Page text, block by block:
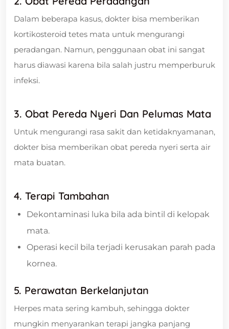
Dalam beberapa kasus, dokter bisa memberikan
kortikosteroid tetes mata untuk mengurangi
peradangan. Namun, penggunaan obat ini sangat
harus diawasi karena bila salah justru memperburuk
infeksi.
3. Obat Pereda Nyeri Dan Pelumas Mata
Untuk mengurangi rasa sakit dan ketidaknyamanan,
dokter bisa memberikan obat pereda nyeri serta air
mata buatan.
4. Terapi Tambahan
Dekontaminasi luka bila ada bintil di kelopak
mata.
Operasi kecil bila terjadi kerusakan parah pada
kornea.
5. Perawatan Berkelanjutan
Herpes mata sering kambuh, sehingga dokter
mungkin menyarankan terapi jangka panjang